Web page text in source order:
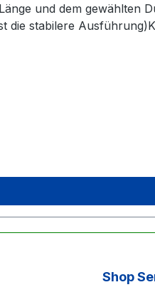
und dem gewählten
die stabilere
Shop